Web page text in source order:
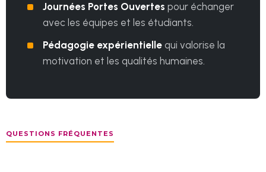
Journées Portes Ouvertes pour échanger
avec les équipes et les étudiants.
Pédagogie expérientielle qui valorise la
motivation et les qualités humaines.
QUESTIONS FRÉQUENTES